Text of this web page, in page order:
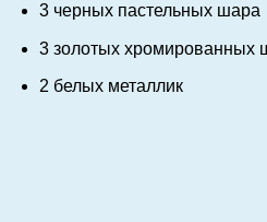
3 черных пастельных шара
3 золотых хромированных
2 белых металлик